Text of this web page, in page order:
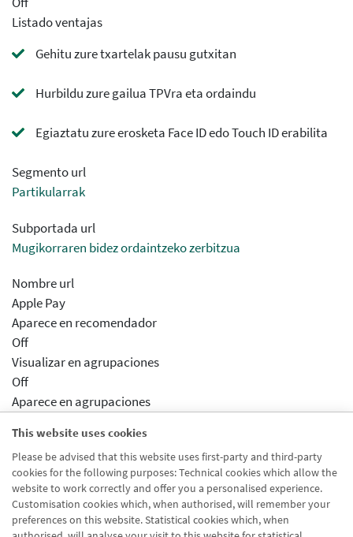
This website uses cookies
Please be advised that this website uses first-party and third-party
cookies for the following purposes: Technical cookies which allow the
website to work correctly and offer you a personalised experience.
Customisation cookies which, when authorised, will remember your
preferences on this website. Statistical cookies which, when
Listado ventajas
Gehitu zure txartelak pausu gutxitan
Hurbildu zure gailua TPVra eta ordaindu
Egiaztatu zure erosketa Face ID edo Touch ID erabilita
Segmento url
Partikularrak
Subportada url
Mugikorraren bidez ordaintzeko zerbitzua
Nombre url
Apple Pay
Aparece en recomendador
Off
Visualizar en agrupaciones
Off
Aparece en agrupaciones
Aparece en distribuidor
Desactivado
Activar previsualizcion
Desactivado